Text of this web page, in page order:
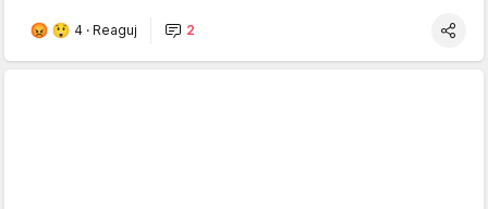
4 · Reaguj 2